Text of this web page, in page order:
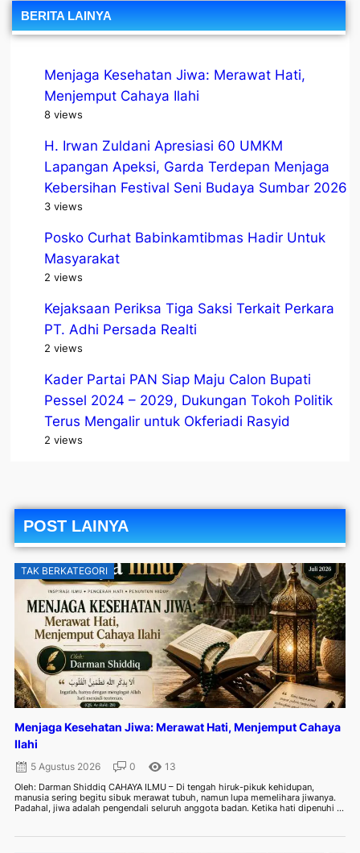
BERITA LAINYA
Menjaga Kesehatan Jiwa: Merawat Hati,
Menjemput Cahaya Ilahi
8 views
H. Irwan Zuldani Apresiasi 60 UMKM
Lapangan Apeksi, Garda Terdepan Menjaga
Kebersihan Festival Seni Budaya Sumbar 2026
3 views
Posko Curhat Babinkamtibmas Hadir Untuk
Masyarakat
2 views
Kejaksaan Periksa Tiga Saksi Terkait Perkara
PT. Adhi Persada Realti
2 views
Kader Partai PAN Siap Maju Calon Bupati
Pessel 2024 – 2029, Dukungan Tokoh Politik
Terus Mengalir untuk Okferiadi Rasyid
2 views
POST LAINYA
TAK BERKATEGORI
Menjaga Kesehatan Jiwa: Merawat Hati, Menjemput Cahaya
Ilahi
5 Agustus 2026 0 13
Oleh: Darman Shiddiq CAHAYA ILMU – Di tengah hiruk-pikuk kehidupan,
manusia sering begitu sibuk merawat tubuh, namun lupa memelihara jiwanya.
Padahal, jiwa adalah pengendali seluruh anggota badan. Ketika hati dipenuhi ...